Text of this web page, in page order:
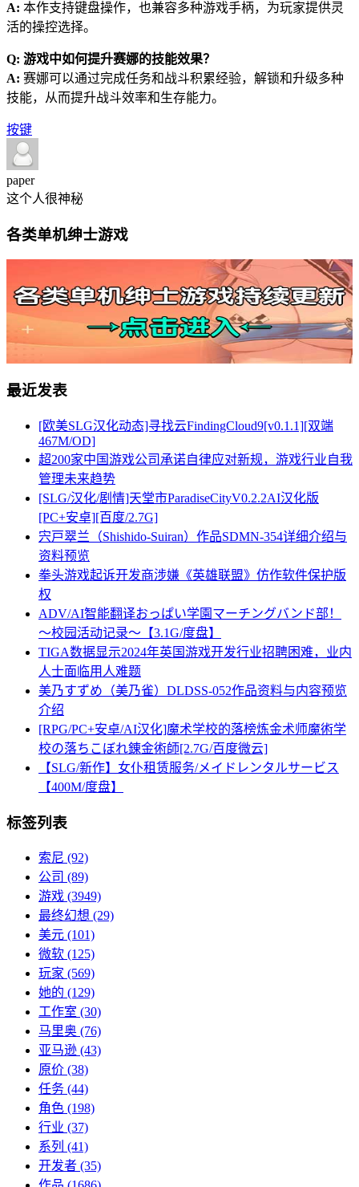
A: 本作支持键盘操作，也兼容多种游戏手柄，为玩家提供灵
活的操控选择。
Q: 游戏中如何提升赛娜的技能效果？
A: 赛娜可以通过完成任务和战斗积累经验，解锁和升级多种
技能，从而提升战斗效率和生存能力。
按键
paper
这个人很神秘
各类单机绅士游戏
最近发表
[欧美SLG汉化动态]寻找云FindingCloud9[v0.1.1][双端
467M/OD]
超200家中国游戏公司承诺自律应对新规，游戏行业自我
管理未来趋势
[SLG/汉化/剧情]天堂市ParadiseCityV0.2.2AI汉化版
[PC+安卓][百度/2.7G]
宍戸翠兰（Shishido-Suiran）作品SDMN-354详细介绍与
资料预览
拳头游戏起诉开发商涉嫌《英雄联盟》仿作软件保护版
权
ADV/AI智能翻译おっぱい学園マーチングバンド部！
～校园活动记录～【3.1G/度盘】
TIGA数据显示2024年英国游戏开发行业招聘困难，业内
人士面临用人难题
美乃すずめ（美乃雀）DLDSS-052作品资料与内容预览
介绍
[RPG/PC+安卓/AI汉化]魔术学校的落榜炼金术师魔術学
校の落ちこぼれ錬金術師[2.7G/百度微云]
【SLG/新作】女仆租赁服务/メイドレンタルサービス
【400M/度盘】
标签列表
索尼 (92)
公司 (89)
游戏 (3949)
最终幻想 (29)
美元 (101)
微软 (125)
玩家 (569)
她的 (129)
工作室 (30)
马里奥 (76)
亚马逊 (43)
原价 (38)
任务 (44)
角色 (198)
行业 (37)
系列 (41)
开发者 (35)